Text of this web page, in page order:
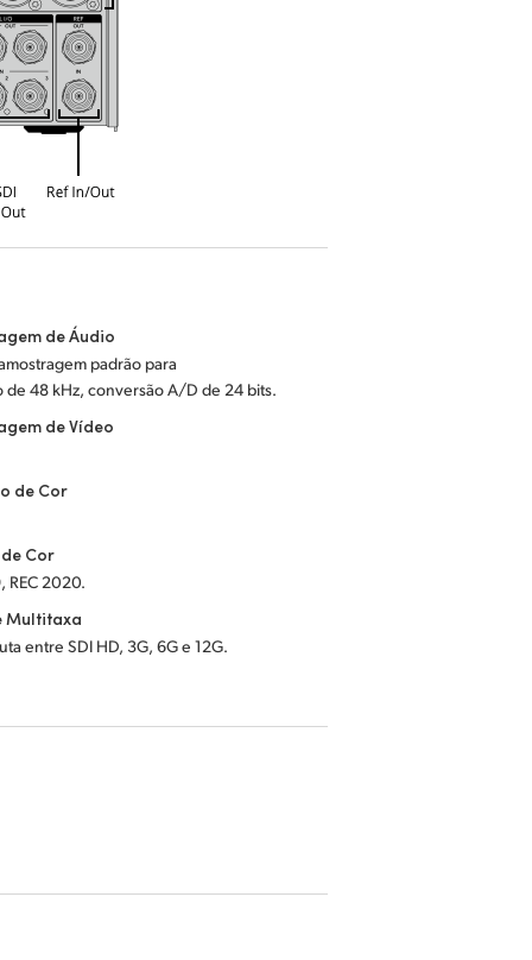
de Áudio
padrão para
de 48 kHz, conversão A/D de 24 bits.
de Vídeo
de Cor
Cor
REC 2020.
Multitaxa
entre SDI HD, 3G, 6G e 12G.